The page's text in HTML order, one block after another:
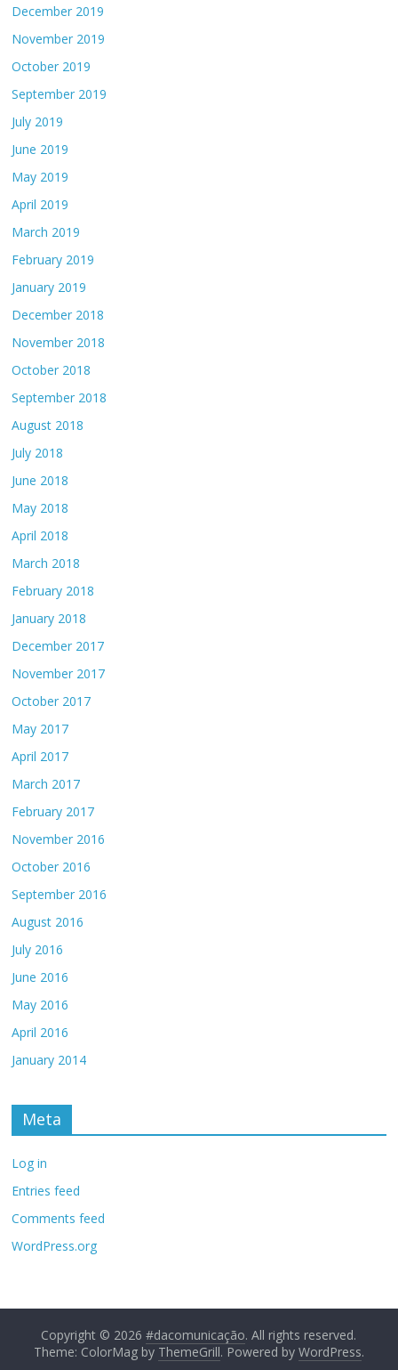
December 2019
November 2019
October 2019
September 2019
July 2019
June 2019
May 2019
April 2019
March 2019
February 2019
January 2019
December 2018
November 2018
October 2018
September 2018
August 2018
July 2018
June 2018
May 2018
April 2018
March 2018
February 2018
January 2018
December 2017
November 2017
October 2017
May 2017
April 2017
March 2017
February 2017
November 2016
October 2016
September 2016
August 2016
July 2016
June 2016
May 2016
April 2016
January 2014
Meta
Log in
Entries feed
Comments feed
WordPress.org
Copyright © 2026#dacomunicação. All rights reserved.
Theme: ColorMag by ThemeGrill. Powered by WordPress.